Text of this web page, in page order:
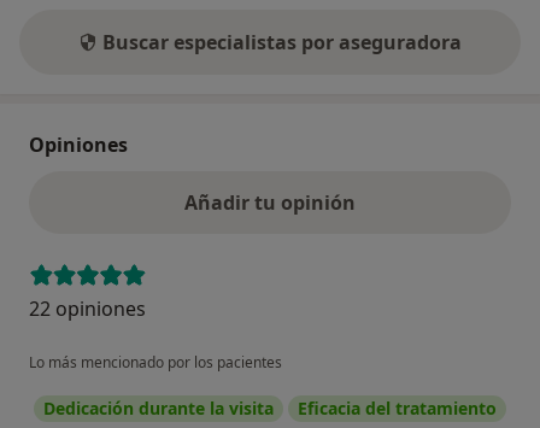
Buscar especialistas por aseguradora
Opiniones
Añadir tu opinión
22 opiniones
Lo más mencionado por los pacientes
Dedicación durante la visita
Eficacia del tratamiento